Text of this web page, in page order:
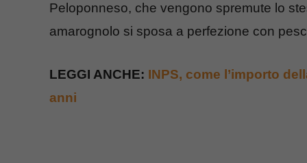
Peloponneso, che vengono spremute lo
amarognolo si sposa a perfezione con
LEGGI ANCHE: INPS, come l’importo
anni